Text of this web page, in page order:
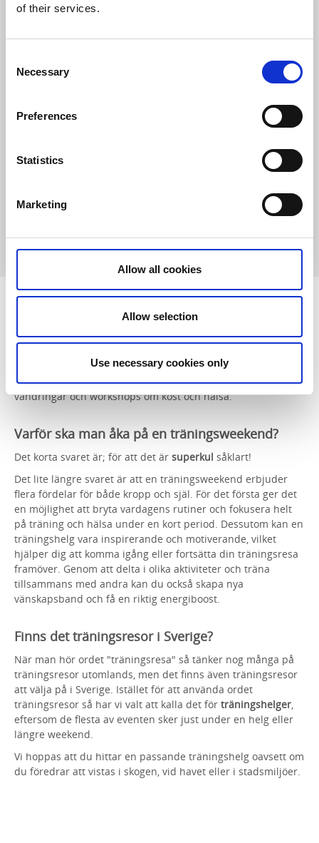
of their services.
Selection
Necessary
Preferences
Statistics
Marketing
Allow all cookies
Allow selection
Use necessary cookies only
Sport och hälsa
Vrångö
skärgårdsmagi på Kajkanten Vrångö.
Läs mer
Vad är en träningshelg?
Under en träningshelg deltar du i olika träningspass och
styrka, öka välbefinnandet och skapa en hälsosam livsstil.
Det kan inkludera allt från gruppträning och yoga till
vandringar och workshops om kost och hälsa.
Varför ska man åka på en träningsweekend?
Det korta svaret är; för att det är superkul såklart!
Det lite längre svaret är att en träningsweekend erbjuder
flera fördelar för både kropp och själ. För det första ger det
en möjlighet att bryta vardagens rutiner och fokusera helt
på träning och hälsa under en kort period. Dessutom kan en
träningshelg vara inspirerande och motiverande, vilket
hjälper dig att komma igång eller fortsätta din träningsresa
framöver. Genom att delta i olika aktiviteter och träna
tillsammans med andra kan du också skapa nya
vänskapsband och få en riktig energiboost.
Finns det träningsresor i Sverige?
När man hör ordet "träningsresa" så tänker nog många på
träningsresor utomlands, men det finns även träningsresor
att välja på i Sverige. Istället för att använda ordet
träningsresor så har vi valt att kalla det för träningshelger,
eftersom de flesta av eventen sker just under en helg eller
längre weekend.
Vi hoppas att du hittar en passande träningshelg oavsett om
du föredrar att vistas i skogen, vid havet eller i stadsmiljöer.